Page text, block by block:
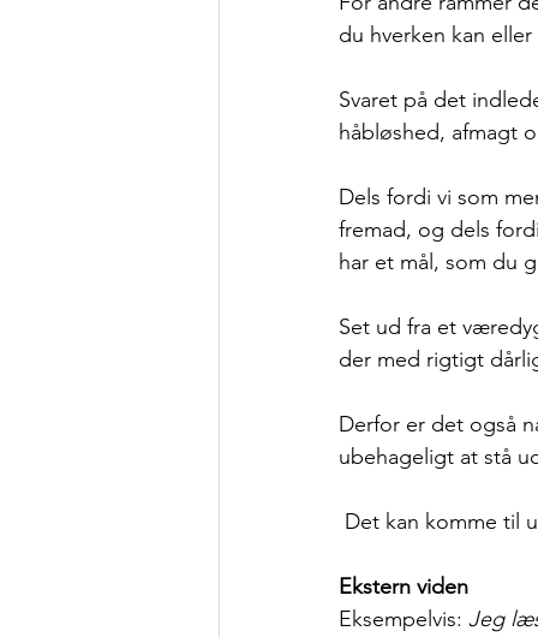
du hverken kan
Svaret på det
håbløshed, afmagt
Dels fordi vi som
fremad, og dels
har et mål, som du
Set ud fra et
der med rigtigt
Derfor er det også
ubehageligt at stå
Det kan komme til
Ekstern viden
Eksempelvis: Jeg